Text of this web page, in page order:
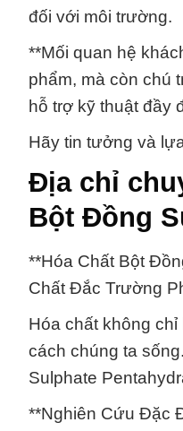
đối với môi trường.
**Mối quan hệ
phẩm, mà còn chú
hỗ trợ kỹ thuật đầy
Hãy tin tưởng và
Địa chỉ
Bột Đồng
**Hóa Chất Bột
Chất Đắc Trường
Hóa chất không
cách chúng ta
Sulphate
**Nghiên Cứu Đặc